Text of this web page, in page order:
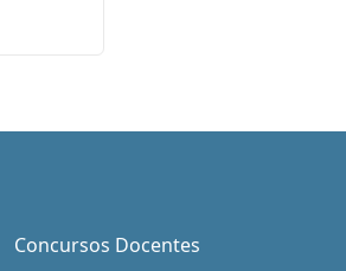
Concursos Docentes